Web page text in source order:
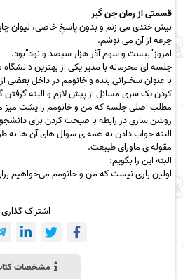
قسمتی از رمان جن گیر
نیش خندی می زنم و بدون پاسخِ خاصی، لیوان
جرعه از آن می نوشم.
امروز”بیست و سوم آذر هزار سیصد و نود”بود.
جلسه ای محرمانه با مدیر یکی از بهترین
با عنوان سخنرانی بنده و خانومم در داخل
کردن یک سری مسائلِ از پیش لازم و البته گرفتن
مطلب اصلی جلسه که من و خانومم را پشت میز
روشن سازی در رابطه با صبحت کردن برای
البته جواب دادن به همه ی سوال های آن ها به
مقوله ی ماورای طبیعت.
البته این را بگویم:
اولین باری نیست که من و خانومم می‌خواهیم
اشتراک گذاری
مشخصات